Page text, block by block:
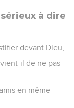
à dire
devant Dieu,
il de ne pas
en même